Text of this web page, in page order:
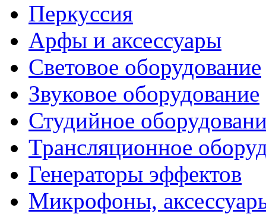
Перкуссия
Арфы и аксессуары
Световое оборудование
Звуковое оборудование
Студийное
Трансляционное
Генераторы эффектов
Микрофоны,